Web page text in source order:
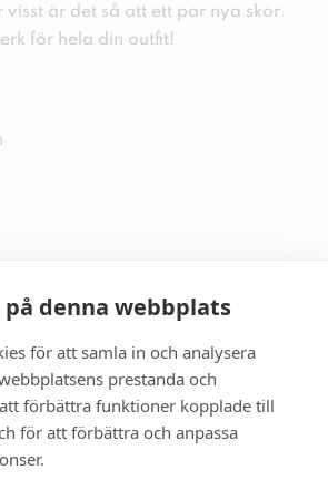
på denna webbplats
för att samla in och analysera
prestanda och
förbättra funktioner kopplade till
för att förbättra och anpassa
visst är det så att ett par nya skor
för hela din outfit!
medier